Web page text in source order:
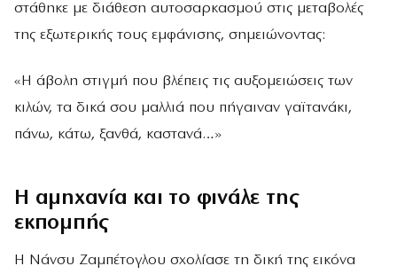
στάθηκε με διάθεση αυτοσαρκασμού στις μεταβολές
της εξωτερικής τους εμφάνισης, σημειώνοντας:
«Η άβολη στιγμή που βλέπεις τις αυξομειώσεις των
κιλών, τα δικά σου μαλλιά που πήγαιναν γαϊτανάκι,
πάνω, κάτω, ξανθά, καστανά…»
Η αμηχανία και το φινάλε της
εκπομπής
Η Νάνσυ Ζαμπέτογλου σχολίασε τη δική της εικόνα